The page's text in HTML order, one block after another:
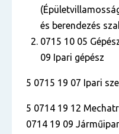
és berendezés
0715 10 05
09 Ipari gépész
5 0715 19 07 Ipari
5 0714 19 12
0714 19 09